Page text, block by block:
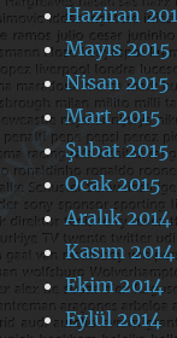
Haziran
Mayıs 2015
Nisan 2015
Mart 2015
Şubat 2015
Ocak 2015
Aralık 2014
Kasım 2014
Ekim 2014
Eylül 2014